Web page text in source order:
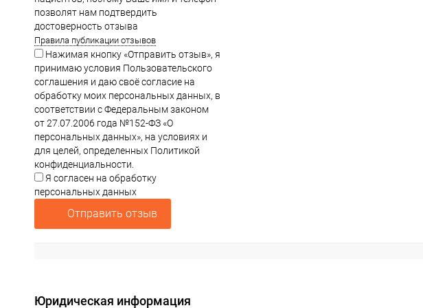
позволят нам подтвердить
достоверность отзыва
Правила публикации отзывов
Нажимая кнопку «Отправить отзыв», я
принимаю условия Пользовательского
соглашения и даю своё согласие на
обработку моих персональных данных, в
соответствии с Федеральным законом
от 27.07.2006 года №152-ФЗ «О
персональных данных», на условиях и
для целей, определенных Политикой
конфиденциальности.
Я согласен на обработку
персональных данных
Отправить отзыв
Юридическая информация